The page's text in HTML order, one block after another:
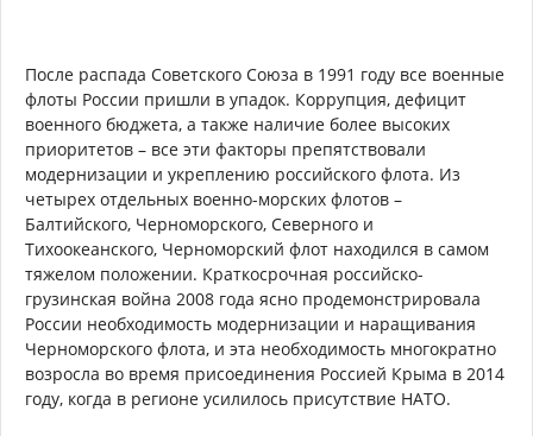
После распада Советского Союза в 1991 году все военные
флоты России пришли в упадок. Коррупция, дефицит
военного бюджета, а также наличие более высоких
приоритетов – все эти факторы препятствовали
модернизации и укреплению российского флота. Из
четырех отдельных военно-морских флотов –
Балтийского, Черноморского, Северного и
Тихоокеанского, Черноморский флот находился в самом
тяжелом положении. Краткосрочная российско-
грузинская война 2008 года ясно продемонстрировала
России необходимость модернизации и наращивания
Черноморского флота, и эта необходимость многократно
возросла во время присоединения Россией Крыма в 2014
году, когда в регионе усилилось присутствие НАТО.